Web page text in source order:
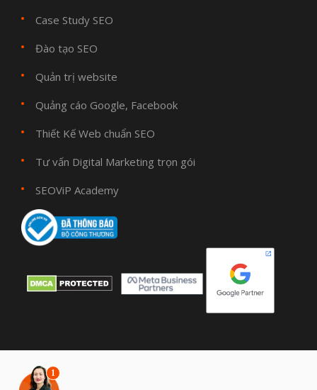
Case Study SEO
Đào tạo SEO
Quản trị website
Quảng cáo Google, Facebook
Thiết Kế Web chuẩn SEO
Tư vấn Digital Marketing trọn gói
SEOViP Academy